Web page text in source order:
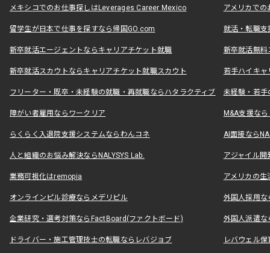
メキシコでのお仕事探しはLeverages Career Mexico アメリカで
留学生が日本で仕事を探すなら帰国GO.com 就活・転職
新卒就活エージェントならキャリアチケット就職 新卒就活無料
新卒就活スカウトならキャリアチケット就職スカウト 若手ハイキ
フリーター・既卒・未経験の就職・再就職ならハタラクティブ 未経験・若手
障がい者雇用ならワークリア M&A支援な
らくらく入退院支援システムならわんコネ AI面接なら
人と組織のお悩み解決ならNALYSYS Lab. アジャイル
業務可視化はremopia アメリカの
オンラインピル診療ならメデリピル 外国人採用
企業研究・選考対策ならFactBoard(ファクトボード) 外国人派遣な
ドライバー・施工管理技士の転職ならレバジョブ レバウェル